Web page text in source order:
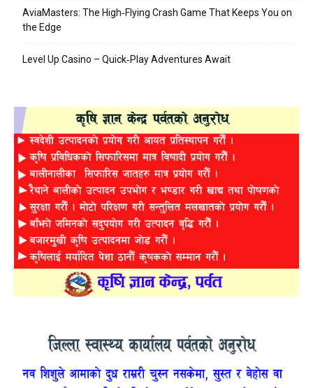
AviaMasters: The High‑Flying Crash Game That Keeps You on
the Edge
Level Up Casino – Quick‑Play Adventures Await